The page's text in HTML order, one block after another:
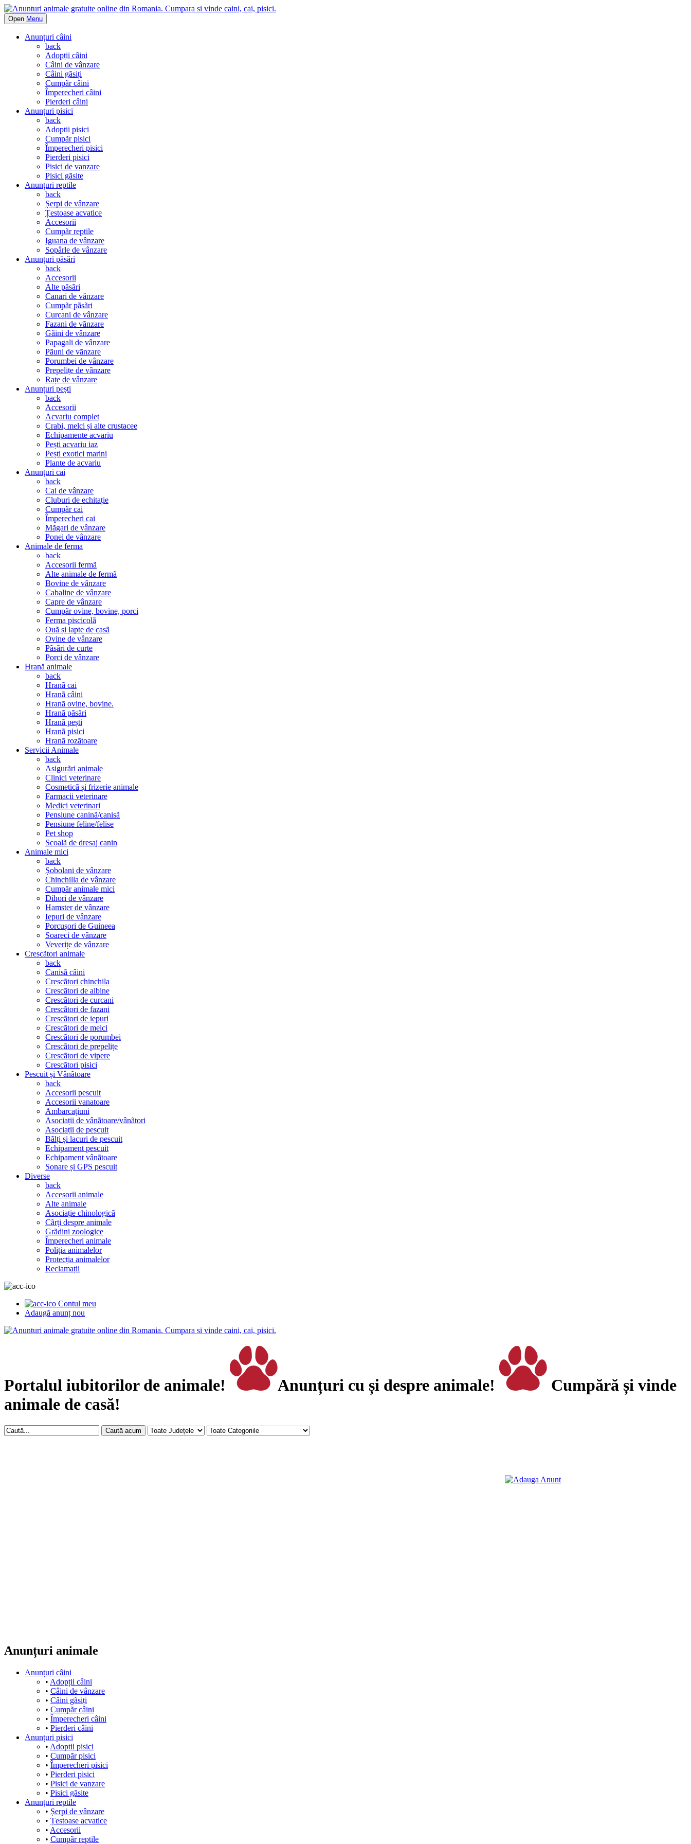
Open Menu
Anunțuri câini
back
Adopții câini
Câini de vânzare
Câini gãsiți
Cumpãr câini
Împerecheri câini
Pierderi câini
Anunțuri pisici
back
Adoptii pisici
Cumpãr pisici
Împerecheri pisici
Pierderi pisici
Pisici de vanzare
Pisici gãsite
Anunțuri reptile
back
Șerpi de vânzare
Țestoase acvatice
Accesorii
Cumpãr reptile
Iguana de vânzare
Sopârle de vânzare
Anunțuri păsări
back
Accesorii
Alte pãsãri
Canari de vânzare
Cumpãr pãsãri
Curcani de vânzare
Fazani de vãnzare
Gãini de vânzare
Papagali de vânzare
Pãuni de vãnzare
Porumbei de vânzare
Prepelițe de vânzare
Rațe de vânzare
Anunțuri pești
back
Accesorii
Acvariu complet
Crabi, melci și alte crustacee
Echipamente acvariu
Pești acvariu iaz
Pești exotici marini
Plante de acvariu
Anunțuri cai
back
Cai de vânzare
Cluburi de echitație
Cumpãr cai
Împerecheri cai
Mãgari de vânzare
Ponei de vânzare
Animale de ferma
back
Accesorii fermã
Alte animale de fermã
Bovine de vânzare
Cabaline de vânzare
Capre de vânzare
Cumpãr ovine, bovine, porci
Ferma piscicolã
Ouã și lapte de casã
Ovine de vânzare
Pãsãri de curte
Porci de vânzare
Hrană animale
back
Hranã cai
Hranã câini
Hranã ovine, bovine.
Hranã pãsãri
Hranã pești
Hranã pisici
Hranã rozãtoare
Servicii Animale
back
Asigurãri animale
Clinici veterinare
Cosmeticã și frizerie animale
Farmacii veterinare
Medici veterinari
Pensiune caninã/canisã
Pensiune feline/felise
Pet shop
Scoalã de dresaj canin
Animale mici
back
Șobolani de vânzare
Chinchilla de vânzare
Cumpãr animale mici
Dihori de vânzare
Hamster de vânzare
Iepuri de vânzare
Porcușori de Guineea
Soareci de vânzare
Veverițe de vânzare
Crescãtori animale
back
Canisã câini
Crescãtori chinchila
Crescãtori de albine
Crescãtori de curcani
Crescãtori de fazani
Crescãtori de iepuri
Crescãtori de melci
Crescãtori de porumbei
Crescãtori de prepelițe
Crescãtori de vipere
Crescãtori pisici
Pescuit și Vânãtoare
back
Accesorii pescuit
Accesorii vanatoare
Ambarcațiuni
Asociații de vânãtoare/vânãtori
Asociații de pescuit
Bãlți și lacuri de pescuit
Echipament pescuit
Echipament vânãtoare
Sonare și GPS pescuit
Diverse
back
Accesorii animale
Alte animale
Asociație chinologicã
Cãrți despre animale
Grãdini zoologice
Împerecheri animale
Poliția animalelor
Protecția animalelor
Reclamații
Contul meu
Adaugă anunț nou
Portalul iubitorilor de animale! Anunțuri cu și despre animale!
Cumpără și vinde
animale de casă!
Anunțuri animale
Anunțuri câini
• Adopții câini
• Câini de vânzare
• Câini gãsiți
• Cumpãr câini
• Împerecheri câini
• Pierderi câini
Anunțuri pisici
• Adoptii pisici
• Cumpãr pisici
• Împerecheri pisici
• Pierderi pisici
• Pisici de vanzare
• Pisici gãsite
Anunțuri reptile
• Șerpi de vânzare
• Țestoase acvatice
• Accesorii
• Cumpãr reptile